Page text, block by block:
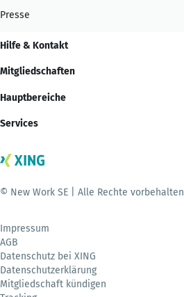
Presse
Hilfe & Kontakt
Mitgliedschaften
Hauptbereiche
Services
© New Work SE | Alle Rechte vorbehalten
Impressum
AGB
Datenschutz bei XING
Datenschutzerklärung
Mitgliedschaft kündigen